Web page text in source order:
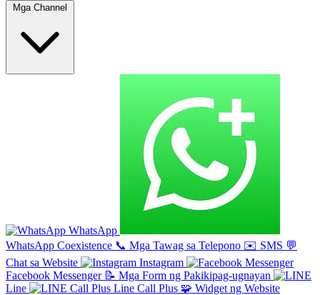
Mga Channel
WhatsApp
WhatsApp Coexistence 📞 Mga Tawag sa Telepono ✉️ SMS 💬
Chat sa Website
Instagram
Facebook Messenger 📝 Mga Form ng Pakikipag-ugnayan
Line
Line Call Plus 🧩 Widget ng Website